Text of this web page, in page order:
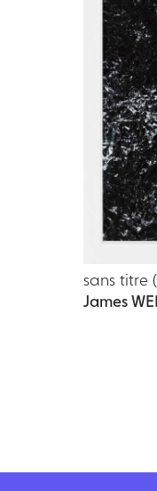
sans titre
James